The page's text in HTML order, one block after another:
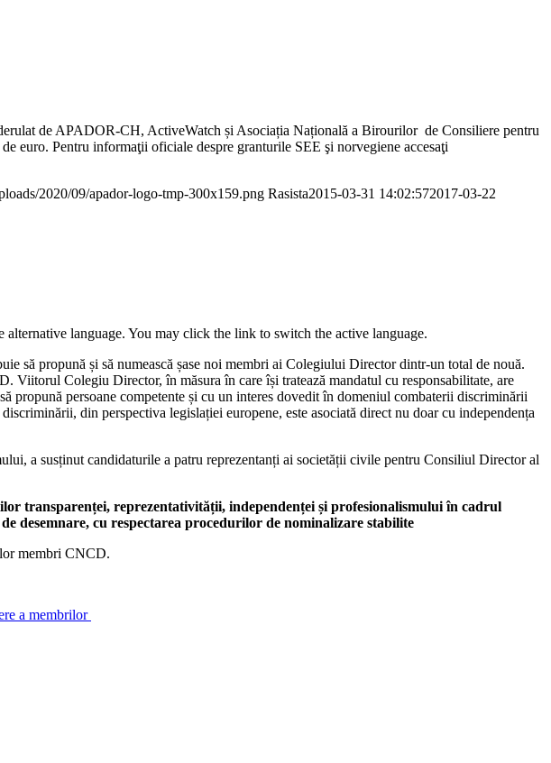
de APADOR-CH, ActiveWatch și Asociația Națională a Birourilor de Consiliere pentru
Pentru informaţii oficiale despre granturile SEE şi norvegiene accesaţi
2020/09/apador-logo-tmp-300x159.png Rasista2015-03-31 14:02:572017-03-22
language. You may click the link to switch the active language.
să propună și să numească șase noi membri ai Colegiului Director dintr-un total de nouă.
Viitorul Colegiu Director, în măsura în care își tratează mandatul cu responsabilitate, are
propună persoane competente și cu un interes dovedit în domeniul combaterii discriminării
din perspectiva legislației europene, este asociată direct nu doar cu independența
a susținut candidaturile a patru reprezentanți ai societății civile pentru Consiliul Director al
transparenței, reprezentativității, independenței și profesionalismului în cadrul
desemnare, cu respectarea procedurilor de nominalizare stabilite
membri CNCD.
a membrilor